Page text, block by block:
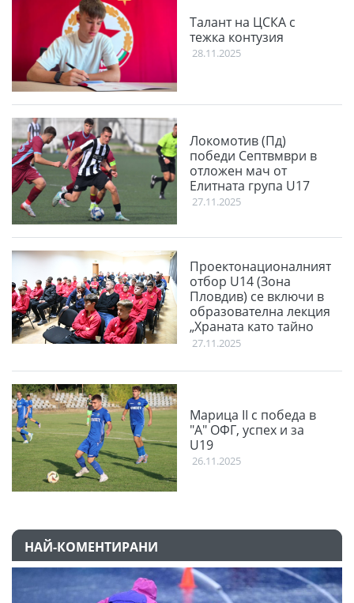
Талант на ЦСКА с
тежка контузия
28.11.2025
Локомотив (Пд)
победи Септвмври в
отложен мач от
Елитната група U17
27.11.2025
Проектонационалният
отбор U14 (Зона
Пловдив) се включи в
образователна лекция
„Храната като тайно
оръжие“
27.11.2025
Марица II с победа в
"А" ОФГ, успех и за
U19
26.11.2025
НАЙ-КОМЕНТИРАНИ